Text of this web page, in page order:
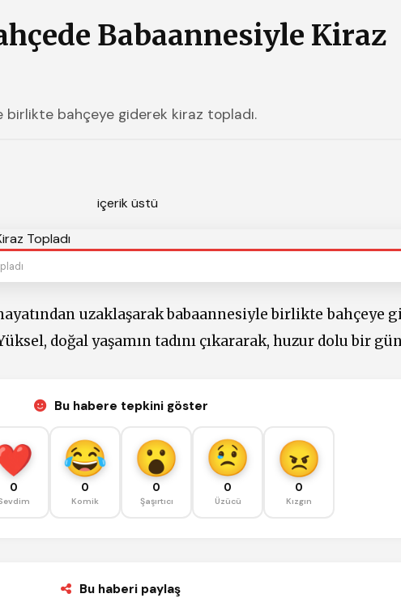
Babaannesiyle Kiraz
birlikte bahçeye giderek kiraz topladı.
uzaklaşarak babaannesiyle birlikte bahçeye
doğal yaşamın tadını çıkararak, huzur dolu bir
Bu habere tepkini göster
0 0
Komik
0
Şaşırtıcı
0
Üzücü
0
Kızgın
Bu haberi paylaş